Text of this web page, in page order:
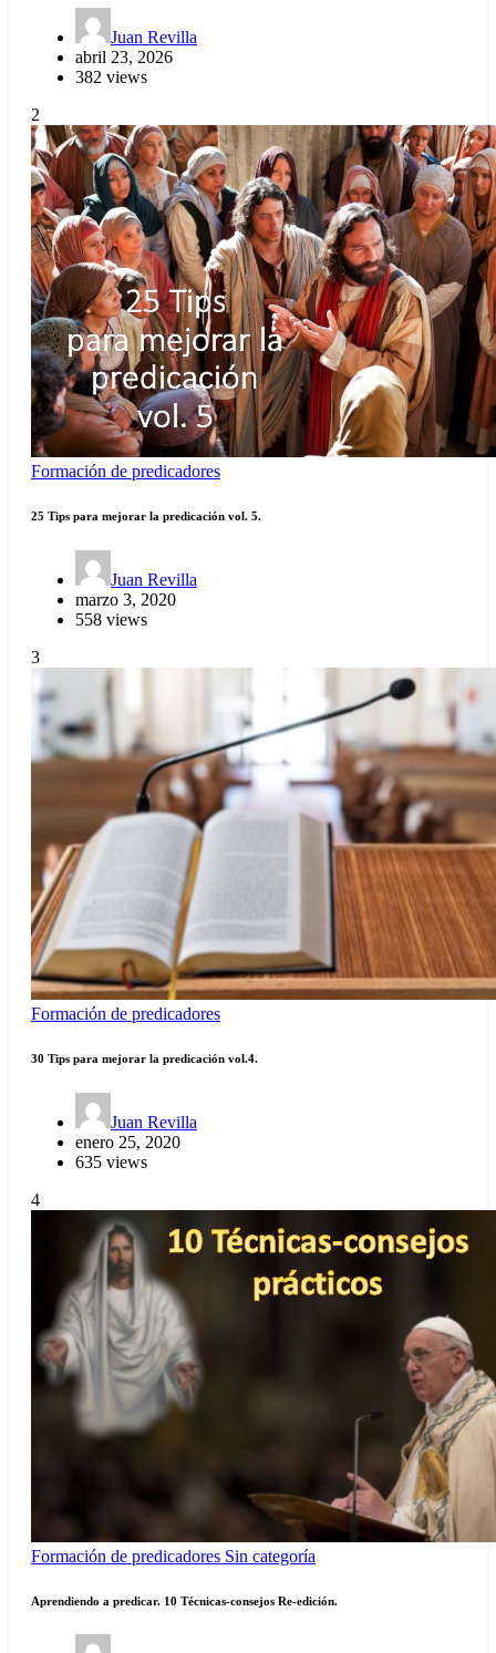
Juan Revilla
abril 23, 2026
382 views
2
Formación de predicadores
25 Tips para mejorar la predicación vol. 5.
Juan Revilla
marzo 3, 2020
558 views
3
Formación de predicadores
30 Tips para mejorar la predicación vol.4.
Juan Revilla
enero 25, 2020
635 views
4
Formación de predicadores Sin categoría
Aprendiendo a predicar. 10 Técnicas-consejos Re-edición.